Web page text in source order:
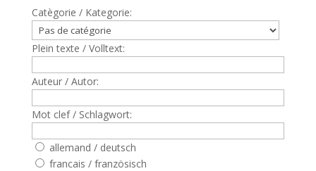
Catègorie / Kategorie:
Plein texte / Volltext:
Auteur / Autor:
Mot clef / Schlagwort:
allemand / deutsch
francais / französisch